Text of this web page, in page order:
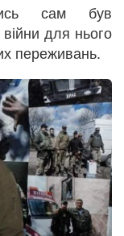
сам був
для нього
переживань.